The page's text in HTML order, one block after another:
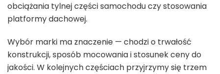
obciążania tylnej części samochodu czy stosowania
platformy dachowej.
Wybór marki ma znaczenie — chodzi o trwałość
konstrukcji, sposób mocowania i stosunek ceny do
jakości. W kolejnych częściach przyjrzymy się trzem